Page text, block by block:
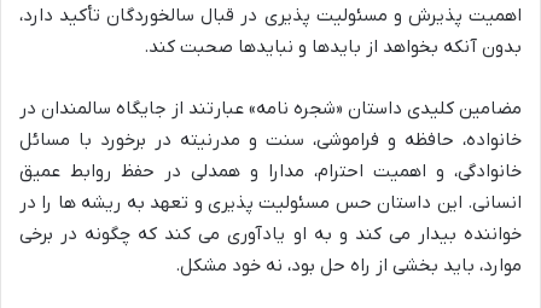
اهمیت پذیرش و مسئولیت پذیری در قبال سالخوردگان تأکید دارد،
بدون آنکه بخواهد از بایدها و نبایدها صحبت کند.
مضامین کلیدی داستان «شجره نامه» عبارتند از جایگاه سالمندان در
خانواده، حافظه و فراموشی، سنت و مدرنیته در برخورد با مسائل
خانوادگی، و اهمیت احترام، مدارا و همدلی در حفظ روابط عمیق
انسانی. این داستان حس مسئولیت پذیری و تعهد به ریشه ها را در
خواننده بیدار می کند و به او یادآوری می کند که چگونه در برخی
موارد، باید بخشی از راه حل بود، نه خود مشکل.